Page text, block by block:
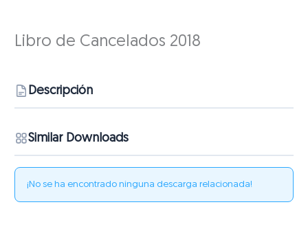
Libro de Cancelados 2018
Descripción
Similar Downloads
¡No se ha encontrado ninguna descarga relacionada!